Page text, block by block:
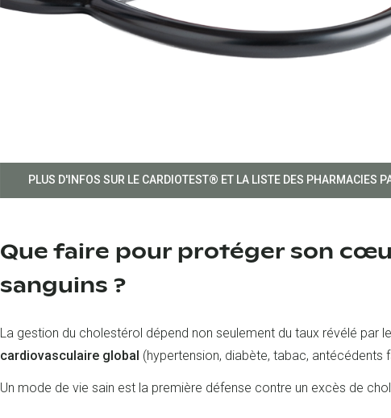
PLUS D'INFOS SUR LE CARDIOTEST® ET LA LISTE DES PHARMACIES
Que faire pour protéger son
sanguins ?
La gestion du cholestérol dépend non seulement du taux révélé par
cardiovasculaire global (hypertension, diabète, tabac, antécédents
Un mode de vie sain est la première défense contre un excès de